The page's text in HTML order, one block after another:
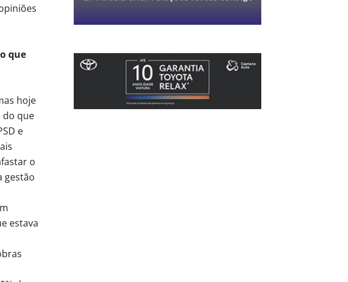
que
hoje
do que
e
o
gestão
estava